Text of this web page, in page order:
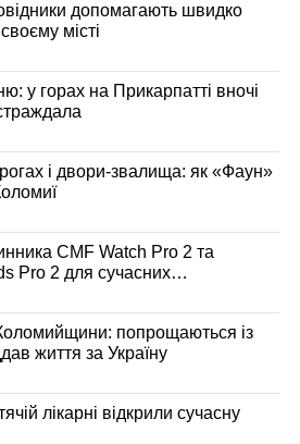
допомагають швидко
місті
у горах на Прикарпатті вночі
і двори-звалища: як «Фаун»
CMF Watch Pro 2 та
Pro 2 для сучасних
попрощаються із
життя за Україну
лікарні відкрили сучасну